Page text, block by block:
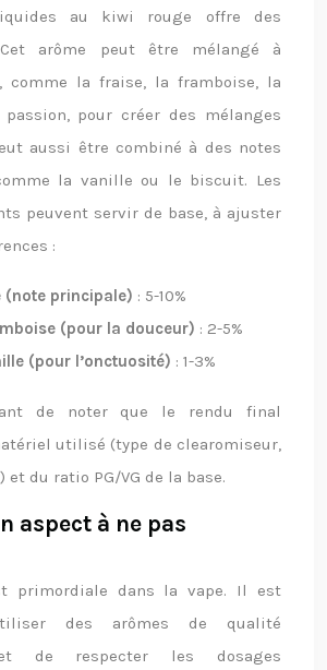
au kiwi rouge offre des
arôme peut être mélangé à
comme la fraise, la framboise, la
pour créer des mélanges
aussi être combiné à des notes
la vanille ou le biscuit. Les
peuvent servir de base, à ajuster
:
(note principale) : 5-10%
(pour la douceur) : 2-5%
(pour l’onctuosité) : 1-3%
de noter que le rendu final
utilisé (type de clearomiseur,
et du ratio PG/VG de la base.
aspect à ne pas
primordiale dans la vape. Il est
des arômes de qualité
de respecter les dosages